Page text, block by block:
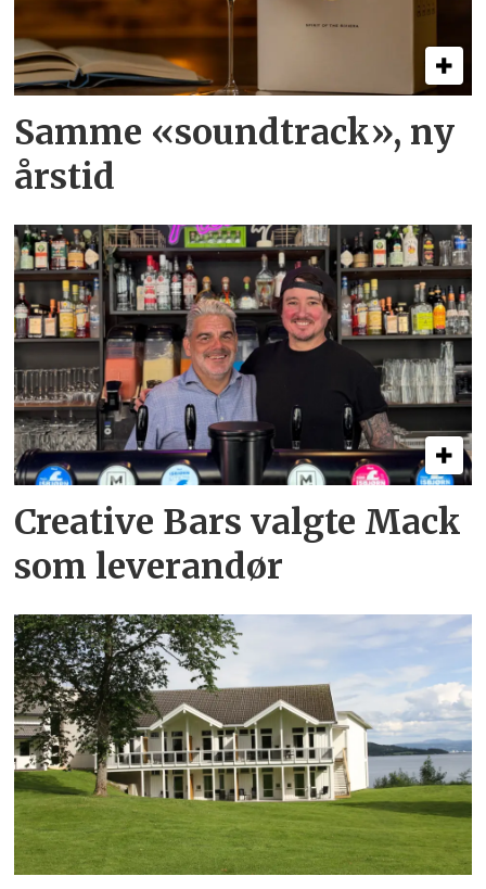
Samme «soundtrack», ny
årstid
Creative Bars valgte Mack
som leverandør